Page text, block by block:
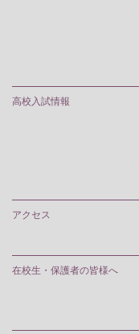
高校入試情報
アクセス
在校生・保護者の皆様へ